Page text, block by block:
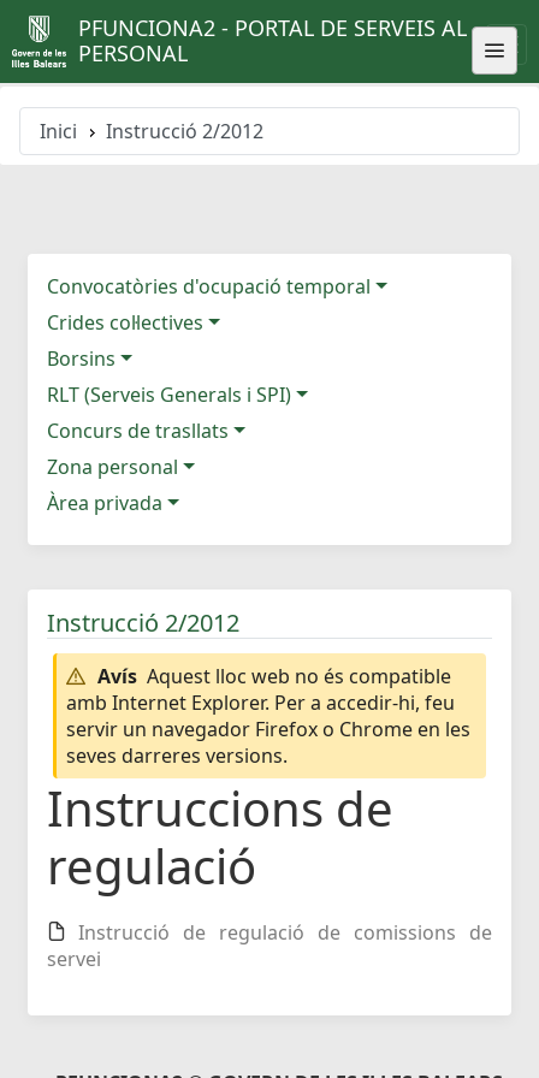
PFUNCIONA2 - PORTAL DE SERVEIS AL
PERSONAL
Inici Instrucció 2/2012
Convocatòries d'ocupació temporal
Crides col·lectives
Borsins
RLT (Serveis Generals i SPI)
Concurs de trasllats
Zona personal
Àrea privada
Instrucció 2/2012
Avís Aquest lloc web no és compatible
amb Internet Explorer. Per a accedir-hi, feu
servir un navegador Firefox o Chrome en les
seves darreres versions.
Instruccions de
regulació
Instrucció de regulació de comissions de
servei